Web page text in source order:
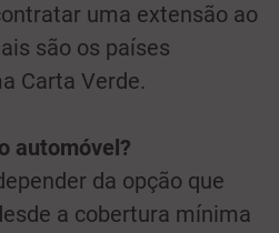
uma extensão ao
são os países
Carta Verde.
automóvel?
da opção que
a cobertura mínima